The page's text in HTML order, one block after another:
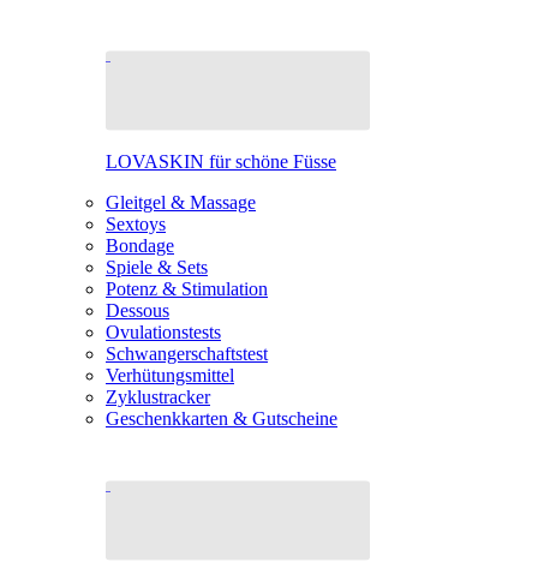
LOVASKIN für schöne Füsse
Gleitgel & Massage
Sextoys
Bondage
Spiele & Sets
Potenz & Stimulation
Dessous
Ovulationstests
Schwangerschaftstest
Verhütungsmittel
Zyklustracker
Geschenkkarten & Gutscheine